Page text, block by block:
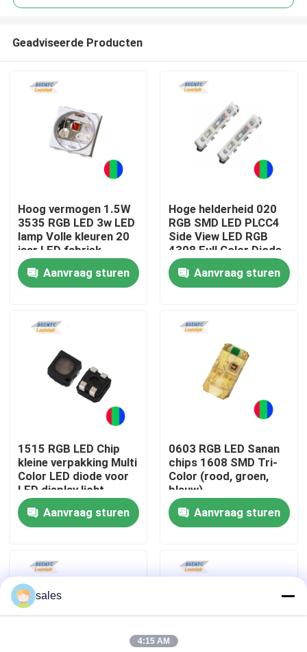
Thuis
VR-show
Fabrieksreis
Kwaliteitscontrole
Contacteer ons
nieuws
Geadviseerde Producten
Hoog vermogen 1.5W
3535 RGB LED 3w LED
lamp Volle kleuren 20
jaar LED fabriek
Aanvraag sturen
Hoge helderheid 020
RGB SMD LED PLCC4
Side View LED RGB
4308 Full Color Diode
Voor Flexible LED
StripAanvraag sturen
1515 RGB LED Chip
kleine verpakking Multi
Color LED diode voor
LED display licht
Aanvraag sturen
0603 RGB LED Sanan
chips 1608 SMD Tri-
Color (rood, groen,
blauw)
Aanvraag sturen
sales
4:15 AM